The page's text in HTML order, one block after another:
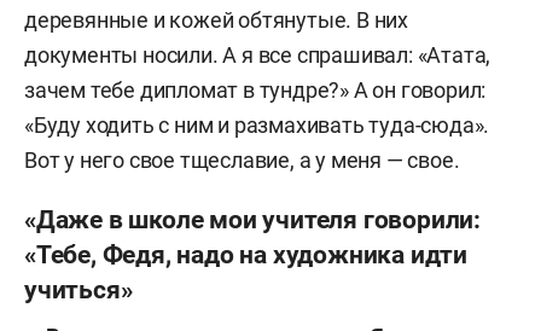
деревянные и кожей обтянутые. В них
документы носили. А я все спрашивал: «Атата,
зачем тебе дипломат в тундре?» А он говорил:
«Буду ходить с ним и размахивать туда-сюда».
Вот у него свое тщеславие, а у меня — свое.
«Даже в школе мои учителя говорили:
«Тебе, Федя, надо на художника идти
учиться»